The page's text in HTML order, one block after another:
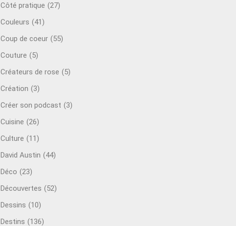
Côté pratique (27)
Couleurs (41)
Coup de coeur (55)
Couture (5)
Créateurs de rose (5)
Création (3)
Créer son podcast (3)
Cuisine (26)
Culture (11)
David Austin (44)
Déco (23)
Découvertes (52)
Dessins (10)
Destins (136)